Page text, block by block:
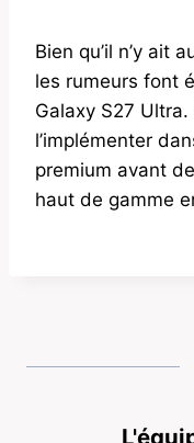
Bien qu’il n’y ait
les rumeurs font
Galaxy S27
l’implémenter
premium avant
haut de gamme